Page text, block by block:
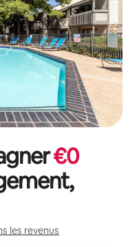
€0
les revenus